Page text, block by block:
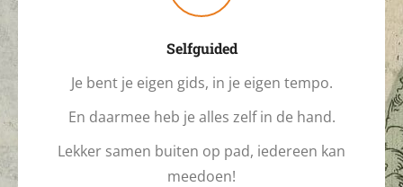
Selfguided
Je bent je eigen gids, in je eigen tempo.
En daarmee heb je alles zelf in de hand.
Lekker samen buiten op pad, iedereen kan
meedoen!